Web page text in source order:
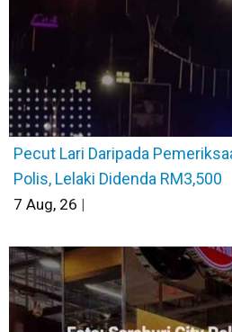
Pecut Lari Daripada
Polis, Lelaki Didenda RM3,500
7 Aug, 26 |